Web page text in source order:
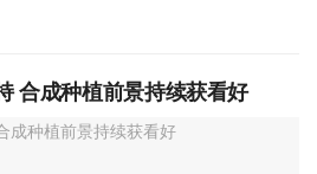
合成种植前景持续获看好